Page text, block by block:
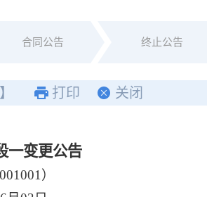
合同公告 终止公告
】 打印 关闭
一变更公告
）